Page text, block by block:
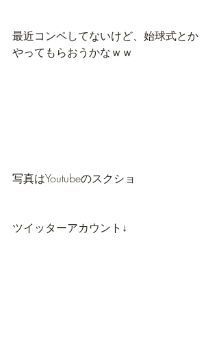
最近コンペしてないけど、始球式とか
やってもらおうかなｗｗ
写真はYoutubeのスクショ
ツイッターアカウント↓